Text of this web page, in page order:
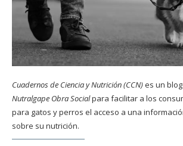
Cuadernos de Ciencia y Nutrición (CCN)es un
Nutralgape Obra Socialpara facilitar a los
para gatos y perros el acceso a una
sobre su nutrición.